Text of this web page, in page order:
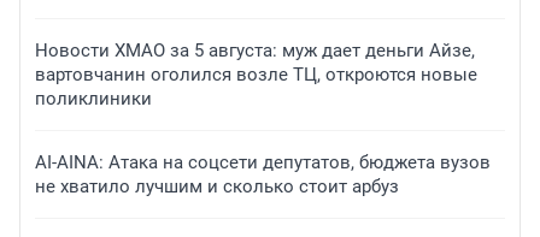
Новости ХМАО за 5 августа: муж дает деньги Айзе,
вартовчанин оголился возле ТЦ, откроются новые
поликлиники
AI-AINA: Атака на соцсети депутатов, бюджета вузов
не хватило лучшим и сколько стоит арбуз